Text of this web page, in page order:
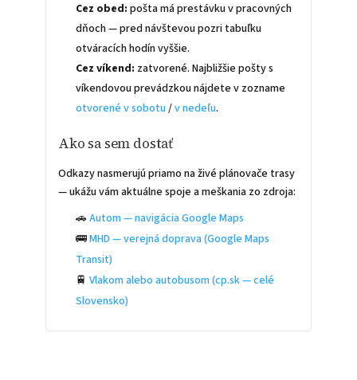
Cez obed: pošta má prestávku v pracovných
dňoch — pred návštevou pozri tabuľku
otváracích hodín vyššie.
Cez víkend: zatvorené. Najbližšie pošty s
víkendovou prevádzkou nájdete v zozname
otvorené v sobotu /v nedeľu.
Ako sa sem dostať
Odkazy nasmerujú priamo na živé plánovače trasy
— ukážu vám aktuálne spoje a meškania zo zdroja:
🚗Autom — navigácia Google Maps
🚌MHD — verejná doprava (Google Maps
Transit)
🚆Vlakom alebo autobusom (cp.sk — celé
Slovensko)